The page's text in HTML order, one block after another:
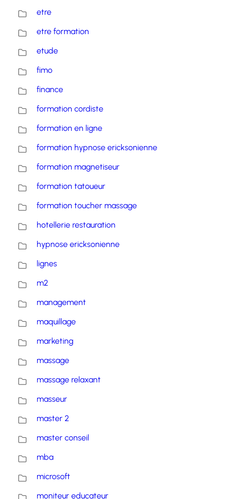
etre
etre formation
etude
fimo
finance
formation cordiste
formation en ligne
formation hypnose ericksonienne
formation magnetiseur
formation tatoueur
formation toucher massage
hotellerie restauration
hypnose ericksonienne
lignes
m2
management
maquillage
marketing
massage
massage relaxant
masseur
master 2
master conseil
mba
microsoft
moniteur educateur